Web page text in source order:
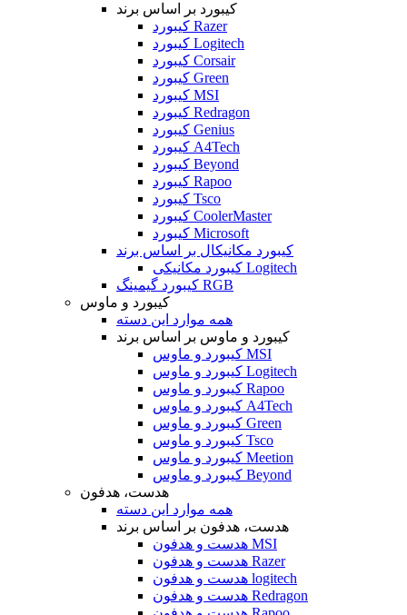
کیبورد بر اساس برند
کیبورد Razer
کیبورد Logitech
کیبورد Corsair
کیبورد Green
کیبورد MSI
کیبورد Redragon
کیبورد Genius
کیبورد A4Tech
کیبورد Beyond
کیبورد Rapoo
کیبورد Tsco
کیبورد CoolerMaster
کیبورد Microsoft
کیبورد مکانیکال بر اساس برند
کیبورد مکانیکی Logitech
کیبورد گیمینگ RGB
کیبورد و ماوس
همه موارد این دسته
کیبورد و ماوس بر اساس برند
کیبورد و ماوس MSI
کیبورد و ماوس Logitech
کیبورد و ماوس Rapoo
کیبورد و ماوس A4Tech
کیبورد و ماوس Green
کیبورد و ماوس Tsco
کیبورد و ماوس Meetion
کیبورد و ماوس Beyond
هدست، هدفون
همه موارد این دسته
هدست، هدفون بر اساس برند
هدست و هدفون MSI
هدست و هدفون Razer
هدست و هدفون logitech
هدست و هدفون Redragon